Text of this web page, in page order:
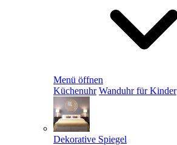
Menü öffnen
Küchenuhr Wanduhr für Kinder
Dekorative Spiegel